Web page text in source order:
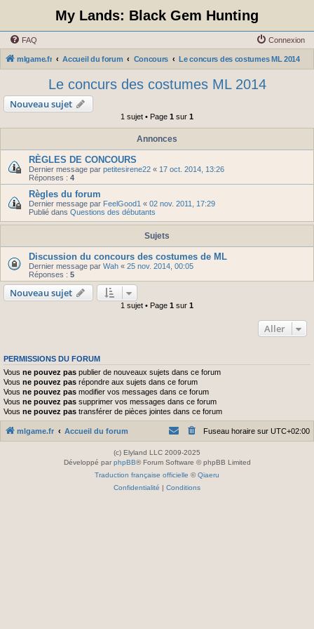
My Lands: Black Gem Hunting
FAQ Connexion
mlgame.fr Accueil du forum Concours Le concurs des costumes ML 2014
Le concurs des costumes ML 2014
Nouveau sujet
1 sujet • Page 1 sur 1
Annonces
RÈGLES DE CONCOURS
Dernier message par petitesirene22 « 17 oct. 2014, 13:26
Réponses : 4
Règles du forum
Dernier message par FeelGood1 « 02 nov. 2011, 17:29
Publié dans Questions des débutants
Sujets
Discussion du concours des costumes de ML
Dernier message par Wah « 25 nov. 2014, 00:05
Réponses : 5
Nouveau sujet
1 sujet • Page 1 sur 1
Aller
PERMISSIONS DU FORUM
Vous ne pouvez pas publier de nouveaux sujets dans ce forum
Vous ne pouvez pas répondre aux sujets dans ce forum
Vous ne pouvez pas modifier vos messages dans ce forum
Vous ne pouvez pas supprimer vos messages dans ce forum
Vous ne pouvez pas transférer de pièces jointes dans ce forum
mlgame.fr Accueil du forum Fuseau horaire sur UTC+02:00
(c) Elyland LLC 2009-2025
Développé par phpBB® Forum Software © phpBB Limited
Traduction française officielle ©Qiaeru
Confidentialité | Conditions